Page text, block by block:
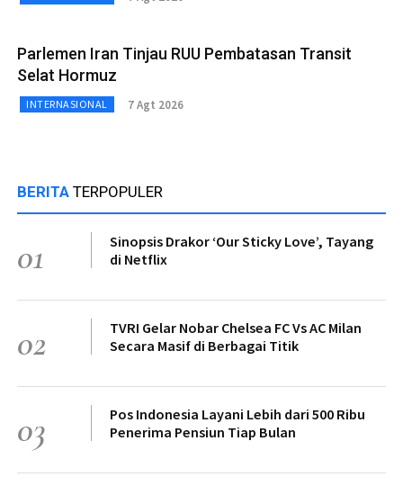
Parlemen Iran Tinjau RUU Pembatasan Transit
Selat Hormuz
INTERNASIONAL 7 Agt 2026
BERITA TERPOPULER
01
Sinopsis Drakor ‘Our Sticky Love’, Tayang
di Netflix
02
TVRI Gelar Nobar Chelsea FC Vs AC Milan
Secara Masif di Berbagai Titik
03
Pos Indonesia Layani Lebih dari 500 Ribu
Penerima Pensiun Tiap Bulan